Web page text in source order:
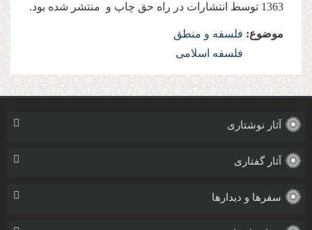
1363 توسط انتشارات در راه حق چاپ و منتشر شده بود.
موضوع: فلسفه و منطق
فلسفه اسلامی
آثار نوشتاری
آثار گفتاری
سفرها و دیدارها